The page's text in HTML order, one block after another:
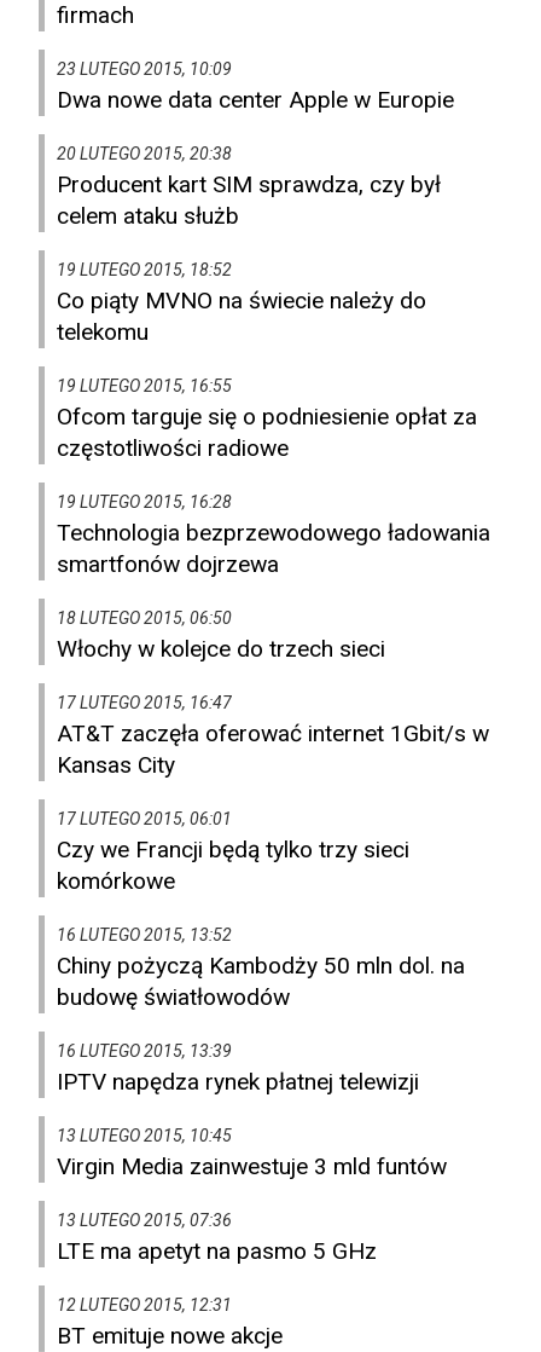
firmach
23 LUTEGO 2015, 10:09
Dwa nowe data center Apple w Europie
20 LUTEGO 2015, 20:38
Producent kart SIM sprawdza, czy był
celem ataku służb
19 LUTEGO 2015, 18:52
Co piąty MVNO na świecie należy do
telekomu
19 LUTEGO 2015, 16:55
Ofcom targuje się o podniesienie opłat za
częstotliwości radiowe
19 LUTEGO 2015, 16:28
Technologia bezprzewodowego ładowania
smartfonów dojrzewa
18 LUTEGO 2015, 06:50
Włochy w kolejce do trzech sieci
17 LUTEGO 2015, 16:47
AT&T zaczęła oferować internet 1Gbit/s w
Kansas City
17 LUTEGO 2015, 06:01
Czy we Francji będą tylko trzy sieci
komórkowe
16 LUTEGO 2015, 13:52
Chiny pożyczą Kambodży 50 mln dol. na
budowę światłowodów
16 LUTEGO 2015, 13:39
IPTV napędza rynek płatnej telewizji
13 LUTEGO 2015, 10:45
Virgin Media zainwestuje 3 mld funtów
13 LUTEGO 2015, 07:36
LTE ma apetyt na pasmo 5 GHz
12 LUTEGO 2015, 12:31
BT emituje nowe akcje